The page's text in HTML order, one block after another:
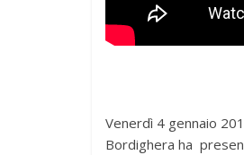
Venerdì 4 gennaio
Bordighera ha